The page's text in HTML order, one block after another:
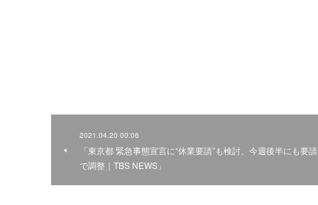
2021.04.20 00:06
「東京都 緊急事態宣言に“休業要請”も検討、今週後半にも要請
で調整｜TBS NEWS」